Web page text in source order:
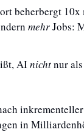
beherbergt 10x
mehr Jobs:
AI nicht nur
in